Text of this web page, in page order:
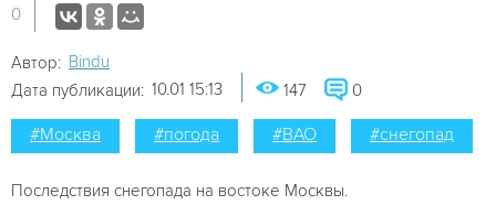
0
Автор: Bindu
Дата публикации: 10.01 15:13 147 0
#Москва #погода #ВАО #снегопад
Последствия снегопада на востоке Москвы.